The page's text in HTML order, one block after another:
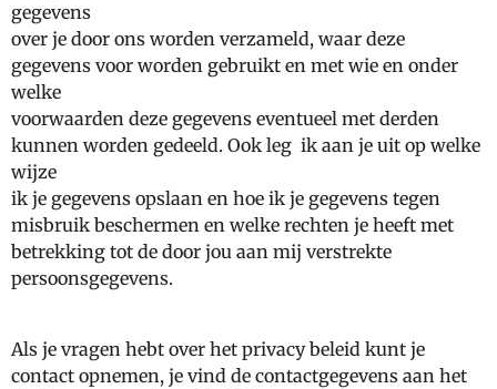
gegevens
over je door ons worden verzameld, waar deze
gegevens voor worden gebruikt en met wie en onder
welke
voorwaarden deze gegevens eventueel met derden
kunnen worden gedeeld. Ook leg ik aan je uit op welke
wijze
ik je gegevens opslaan en hoe ik je gegevens tegen
misbruik beschermen en welke rechten je heeft met
betrekking tot de door jou aan mij verstrekte
persoonsgegevens.
Als je vragen hebt over het privacy beleid kunt je
contact opnemen, je vind de contactgegevens aan het